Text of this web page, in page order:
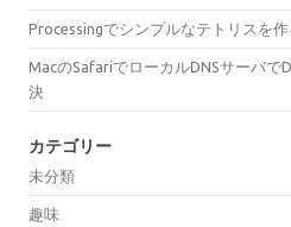
Processingでシンプルなテトリスを作
MacのSafariでローカルDNSサーバで
決
カテゴリー
未分類
趣味